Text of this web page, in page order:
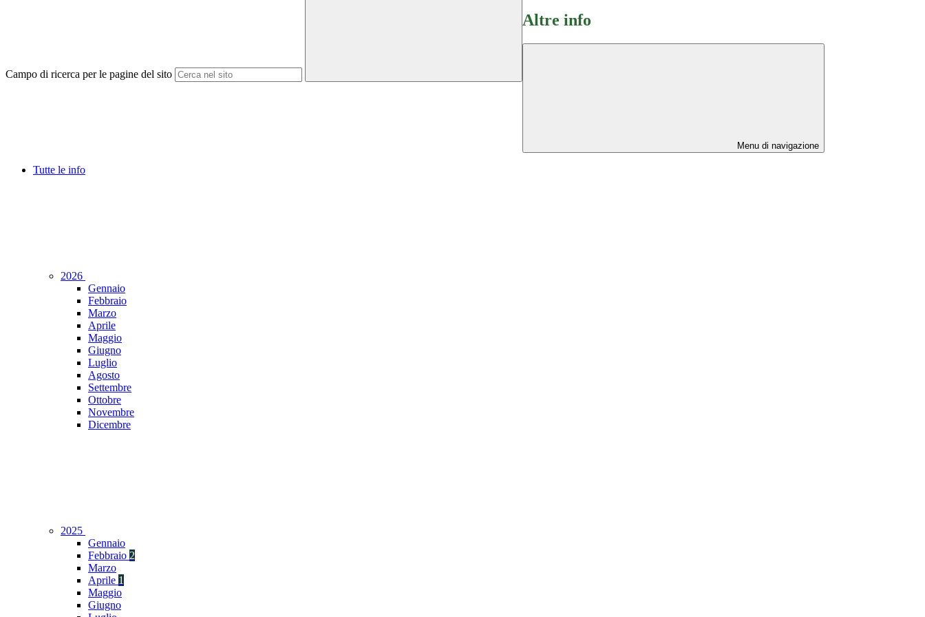
Campo di ricerca per le pagine del sito
Altre info
Menu di navigazione
Tutte le info
2026
Gennaio
Febbraio
Marzo
Aprile
Maggio
Giugno
Luglio
Agosto
Settembre
Ottobre
Novembre
Dicembre
2025
Gennaio
Febbraio 2
Marzo
Aprile 1
Maggio
Giugno